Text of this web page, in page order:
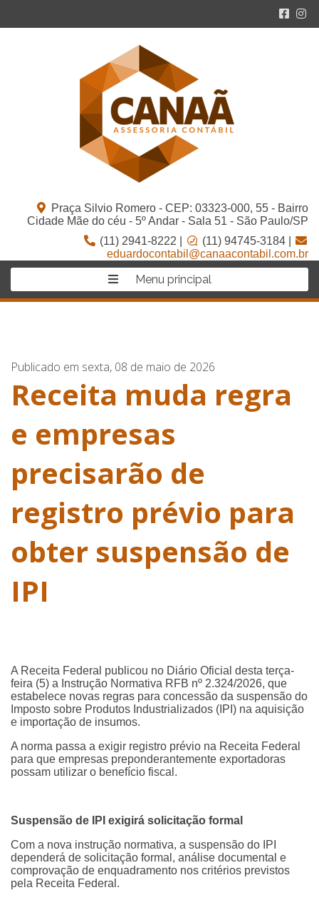
Praça Silvio Romero - CEP: 03323-000, 55 - Bairro
Cidade Mãe do céu - 5º Andar - Sala 51 - São Paulo/SP
(11) 2941-8222 |
(11) 94745-3184 |
eduardocontabil@canaacontabil.com.br
Menu principal
Publicado em sexta, 08 de maio de 2026
Receita muda regra
e empresas
precisarão de
registro prévio para
obter suspensão de
IPI
A Receita Federal publicou no Diário Oficial desta terça-
feira (5) a Instrução Normativa RFB nº 2.324/2026, que
estabelece novas regras para concessão da suspensão do
Imposto sobre Produtos Industrializados (IPI) na aquisição
e importação de insumos.
A norma passa a exigir registro prévio na Receita Federal
para que empresas preponderantemente exportadoras
possam utilizar o benefício fiscal.
Suspensão de IPI exigirá solicitação formal
Com a nova instrução normativa, a suspensão do IPI
dependerá de solicitação formal, análise documental e
comprovação de enquadramento nos critérios previstos
pela Receita Federal.